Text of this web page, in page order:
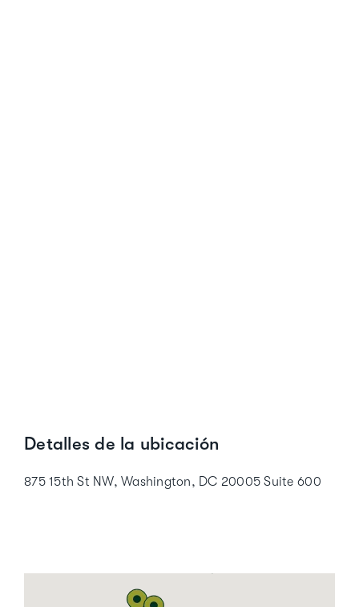
y una sala de reuniones, para que tengas
Detalles de la ubicación
875 15th St NW, Washington, DC 20005 Suite 600